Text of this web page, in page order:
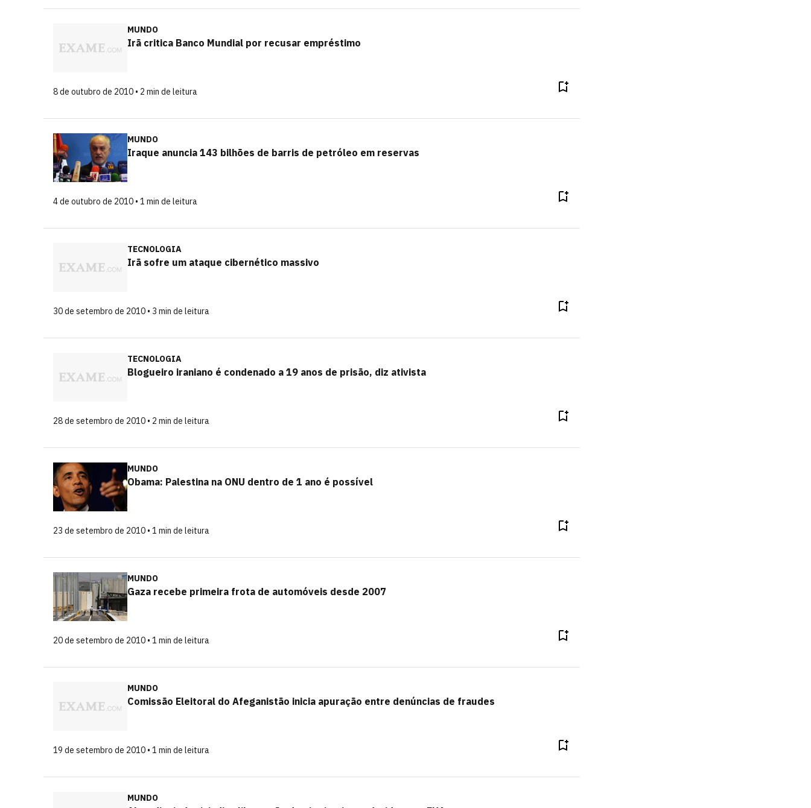
MUNDO
Irã critica Banco Mundial por recusar empréstimo
8 de outubro de 2010 • 2 min de leitura
MUNDO
Iraque anuncia 143 bilhões de barris de petróleo em reservas
4 de outubro de 2010 • 1 min de leitura
TECNOLOGIA
Irã sofre um ataque cibernético massivo
30 de setembro de 2010 • 3 min de leitura
TECNOLOGIA
Blogueiro iraniano é condenado a 19 anos de prisão, diz ativista
28 de setembro de 2010 • 2 min de leitura
MUNDO
Obama: Palestina na ONU dentro de 1 ano é possível
23 de setembro de 2010 • 1 min de leitura
MUNDO
Gaza recebe primeira frota de automóveis desde 2007
20 de setembro de 2010 • 1 min de leitura
MUNDO
Comissão Eleitoral do Afeganistão inicia apuração entre denúncias de fraudes
19 de setembro de 2010 • 1 min de leitura
MUNDO